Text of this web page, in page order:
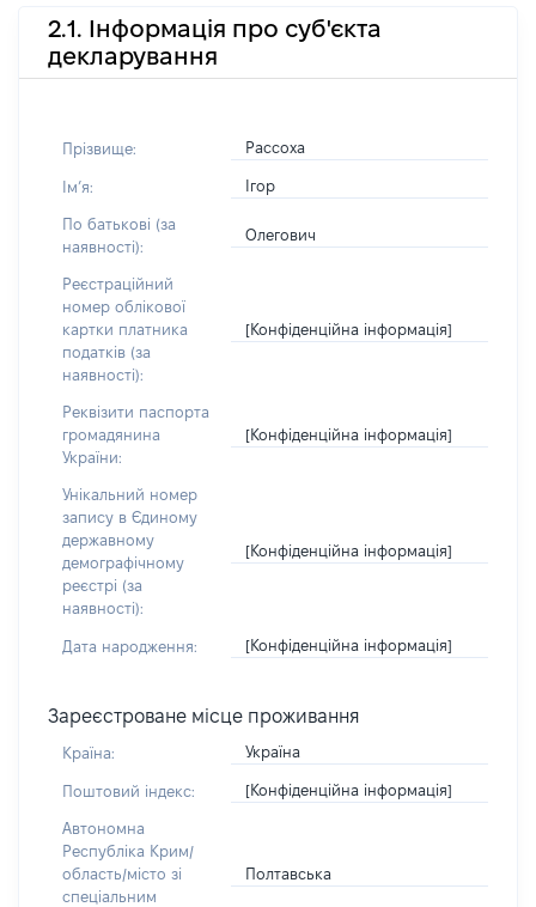
2.1. Інформація про суб'єкта
декларування
Прізвище: Рассоха
Імʼя: Ігор
По батькові (за
наявності):
Олегович
Реєстраційний
номер облікової
картки платника
податків (за
наявності):
[Конфіденційна інформація]
Реквізити паспорта
громадянина
України:
[Конфіденційна інформація]
Унікальний номер
запису в Єдиному
державному
демографічному
реєстрі (за
наявності):
[Конфіденційна інформація]
Дата народження: [Конфіденційна інформація]
Зареєстроване місце проживання
Країна: Україна
Поштовий індекс: [Конфіденційна інформація]
Автономна
Республіка Крим/
область/місто зі
спеціальним
Полтавська